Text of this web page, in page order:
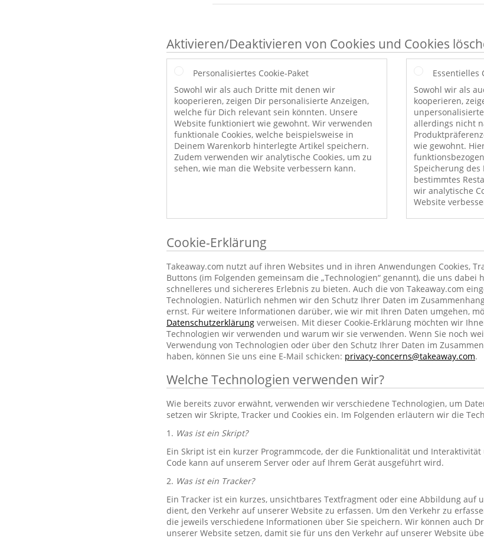
Aktivieren/Deaktivieren von Cookies und Cookies
Personalisiertes Cookie-Paket
Sowohl wir als auch Dritte mit denen wir
kooperieren, zeigen Dir personalisierte Anzeigen,
welche für Dich relevant sein könnten. Unsere
Website funktioniert wie gewohnt. Wir verwenden
funktionale Cookies, welche beispielsweise in
Deinem Warenkorb hinterlegte Artikel speichern.
Zudem verwenden wir analytische Cookies, um zu
sehen, wie man die Website verbessern kann.
Essentielles
Sowohl wir als
kooperieren,
allerdings nicht
wie gewohnt.
Speicherung
bestimmtes
wir analytische
Website
Cookie-Erklärung
Takeaway.com nutzt auf ihren Websites und in ihren Anwendungen Cookies,
Buttons (im Folgenden gemeinsam die „Technologien“ genannt), die uns dabei
schnelleres und sichereres Erlebnis zu bieten. Auch die von Takeaway.com
Technologien. Natürlich nehmen wir den Schutz Ihrer Daten im
ernst. Für weitere Informationen darüber, wie wir mit Ihren Daten umgehen,
Datenschutzerklärung verweisen. Mit dieser Cookie-Erklärung möchten wir
Technologien wir verwenden und warum wir sie verwenden. Wenn Sie noch
Verwendung von Technologien oder über den Schutz Ihrer Daten im
haben, können Sie uns eine E-Mail schicken: privacy-concerns@takeaway.com.
Welche Technologien verwenden wir?
Wie bereits zuvor erwähnt, verwenden wir verschiedene Technologien, um
setzen wir Skripte, Tracker und Cookies ein. Im Folgenden erläutern wir die
1. Was ist ein Skript?
Ein Skript ist ein kurzer Programmcode, der die Funktionalität und
Code kann auf unserem Server oder auf Ihrem Gerät ausgeführt wird.
2. Was ist ein Tracker?
Ein Tracker ist ein kurzes, unsichtbares Textfragment oder eine Abbildung auf
dient, den Verkehr auf unserer Website zu erfassen. Um den Verkehr zu
die jeweils verschiedene Informationen über Sie speichern. Wir können auch
unserer Website setzen, damit sie für uns den Verkehr auf unserer Website